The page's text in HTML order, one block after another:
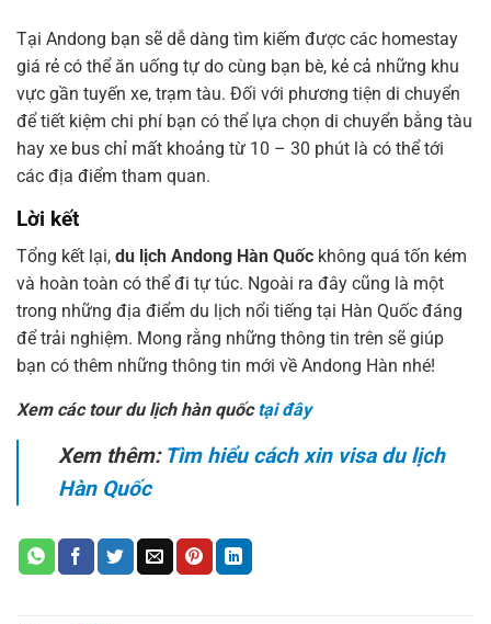
Tại Andong bạn sẽ dễ dàng tìm kiếm được các homestay
giá rẻ có thể ăn uống tự do cùng bạn bè, kẻ cả những khu
vực gần tuyến xe, trạm tàu. Đối với phương tiện di chuyển
để tiết kiệm chi phí bạn có thể lựa chọn di chuyển bằng tàu
hay xe bus chỉ mất khoảng từ 10 – 30 phút là có thể tới
các địa điểm tham quan.
Lời kết
Tổng kết lại, du lịch Andong Hàn Quốc không quá tốn kém
và hoàn toàn có thể đi tự túc. Ngoài ra đây cũng là một
trong những địa điểm du lịch nổi tiếng tại Hàn Quốc đáng
để trải nghiệm. Mong rằng những thông tin trên sẽ giúp
bạn có thêm những thông tin mới về Andong Hàn nhé!
Xem các tour du lịch hàn quốctại đây
Xem thêm: Tìm hiểu cách xin visa du lịch
Hàn Quốc